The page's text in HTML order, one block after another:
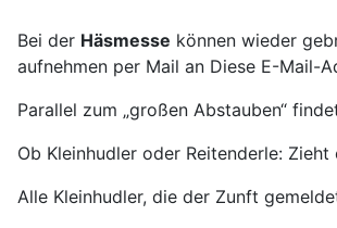
Bei der Häsmesse können wieder
aufnehmen per Mail an Diese E-Mail-
Parallel zum „großen Abstauben“
Ob Kleinhudler oder Reitenderle:
Alle Kleinhudler, die der Zunft